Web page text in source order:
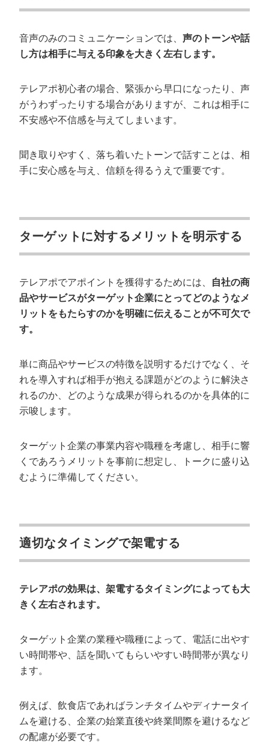
音声のみのコミュニケーションでは、 声のトーンや話
し方は相手に与える印象を大きく左右します。
テレアポ初心者の場合、緊張から早口になったり、声
がうわずったりする場合がありますが、これは相手に
不安感や不信感を与えてしまいます。
聞き取りやすく、落ち着いたトーンで話すことは、相
手に安心感を与え、信頼を得るうえで重要です。
ターゲットに対するメリットを明示する
テレアポでアポイントを獲得するためには、
自社の商
品やサービスがターゲット企業にとってどのようなメ
リットをもたらすのかを明確に伝えることが不可欠で
す。
単に商品やサービスの特徴を説明するだけでなく、そ
れを導入すれば相手が抱える課題がどのように解決さ
れるのか、どのような成果が得られるのかを具体的に
示唆します。
ターゲット企業の事業内容や職種を考慮し、相手に響
くであろうメリットを事前に想定し、トークに盛り込
むように準備してください。
適切なタイミングで架電する
テレアポの効果は、架電するタイミングによっても大
きく左右されます。
ターゲット企業の業種や職種によって、電話に出やす
い時間帯や、話を聞いてもらいやすい時間帯が異なり
ます。
例えば、飲食店であればランチタイムやディナータイ
ムを避ける、企業の始業直後や終業間際を避けるなど
の配慮が必要です。